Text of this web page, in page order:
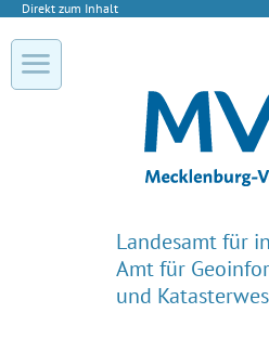
Direkt zum Inhalt
Landesamt für
Amt für
und